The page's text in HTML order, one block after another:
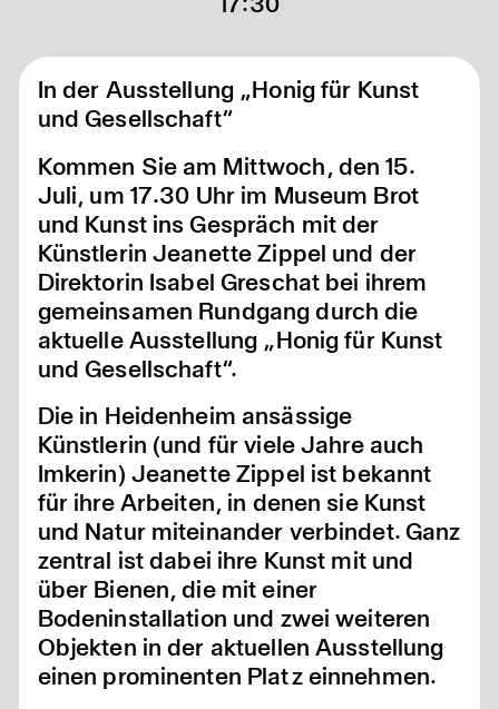
In der Ausstellung „Honig für Kunst
und Gesellschaft“
Kommen Sie am Mittwoch, den 15.
Juli, um 17.30 Uhr im Museum Brot
und Kunst ins Gespräch mit der
Künstlerin Jeanette Zippel und der
Direktorin Isabel Greschat bei ihrem
gemeinsamen Rundgang durch die
aktuelle Ausstellung „Honig für Kunst
und Gesellschaft“.
Die in Heidenheim ansässige
Künstlerin (und für viele Jahre auch
Imkerin) Jeanette Zippel ist bekannt
für ihre Arbeiten, in denen sie Kunst
und Natur miteinander verbindet. Ganz
zentral ist dabei ihre Kunst mit und
über Bienen, die mit einer
Bodeninstallation und zwei weiteren
Objekten in der aktuellen Ausstellung
einen prominenten Platz einnehmen.